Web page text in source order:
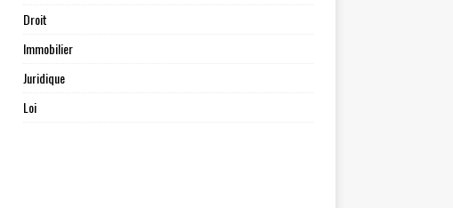
Droit
Immobilier
Juridique
Loi